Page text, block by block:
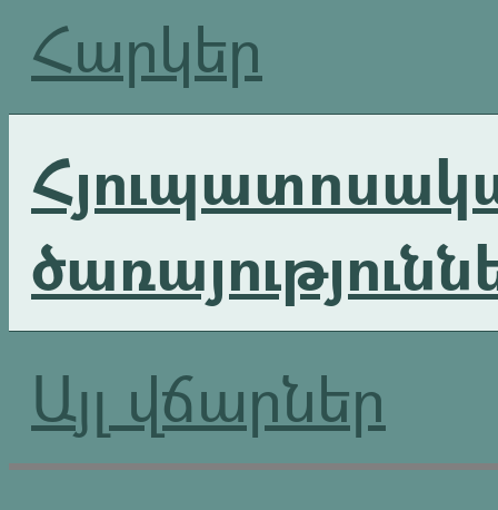
Հարկեր
Այլ վճարներ